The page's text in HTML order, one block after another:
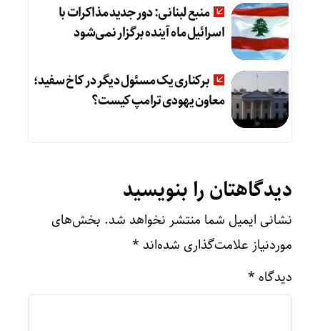
منبع لبنانی: دور جدید مذاکرات با
اسرائیل ماه آینده برگزار نمی‌شود
برکناری یک مسئول دیگر در کاخ سفید؛
معاون یهودی ترامپ کیست؟
دیدگاهتان را بنویسید
نشانی ایمیل شما منتشر نخواهد شد. بخش‌های
موردنیاز علامت‌گذاری شده‌اند *
دیدگاه *